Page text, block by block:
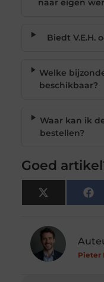
naar eigen
Biedt V.E.H.
Welke
beschikbaar?
Waar kan ik
bestellen?
Goed
X
(Twitter)
Pieter